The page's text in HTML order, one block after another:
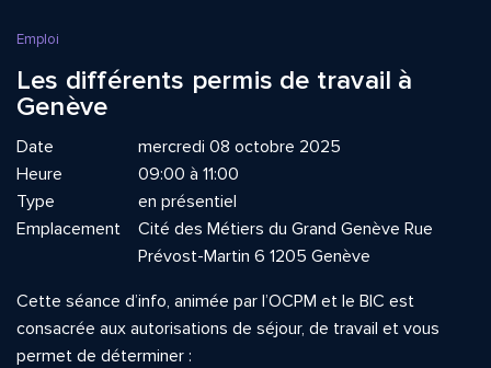
Emploi
Les différents permis de travail à
Genève
Date
mercredi 08 octobre 2025
Heure
09:00 à 11:00
Type
en présentiel
Emplacement
Cité des Métiers du Grand Genève Rue
Prévost-Martin 6 1205 Genève
Cette séance d’info, animée par l’OCPM et le BIC est
consacrée aux autorisations de séjour, de travail et vous
permet de déterminer :